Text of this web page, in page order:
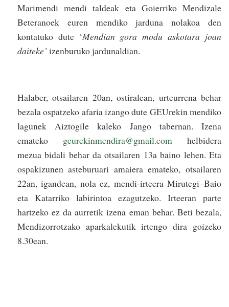
Marimendi mendi taldeak eta Goierriko Mendizale
Beteranoek euren mendiko jarduna nolakoa den
kontatuko dute ‘Mendian gora modu askotara joan
daiteke’ izenburuko jardunaldian.
Halaber, otsailaren 20an, ostiralean, urteurrena behar
bezala ospatzeko afaria izango dute GEUrekin mendiko
lagunek Aiztogile kaleko Jango tabernan. Izena
emateko geurekinmendira@gmail.comhelbidera
mezua bidali behar da otsailaren 13a baino lehen. Eta
ospakizunen asteburuari amaiera emateko, otsailaren
22an, igandean, nola ez, mendi-irteera Mirutegi–Baio
eta Katarriko labirintoa ezagutzeko. Irteeran parte
hartzeko ez da aurretik izena eman behar. Beti bezala,
Mendizorrotzako aparkalekutik irtengo dira goizeko
8.30ean.